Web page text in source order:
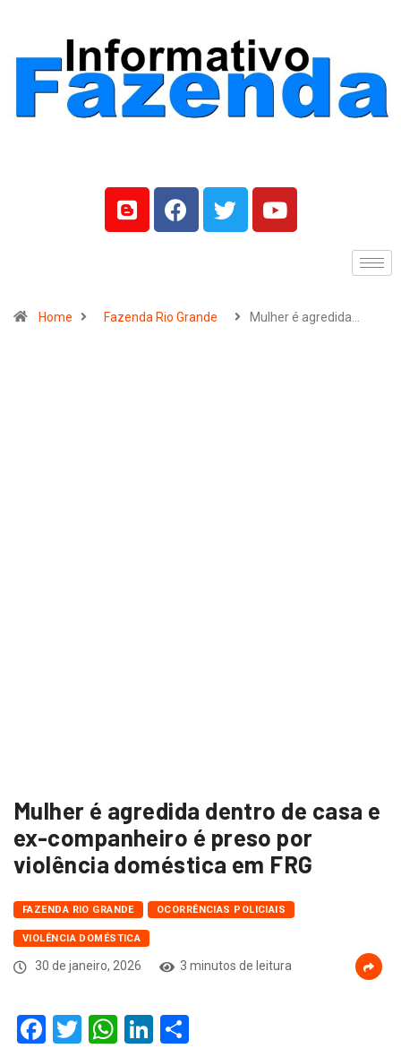
Home Fazenda Rio Grande Mulher é agredida…
Mulher é agredida dentro de casa e
ex-companheiro é preso por
violência doméstica em FRG
FAZENDA RIO GRANDE OCORRÊNCIAS POLICIAIS
VIOLÊNCIA DOMÉSTICA
30 de janeiro, 2026 3 minutos de leitura
Facebook
Twitter
WhatsApp
LinkedIn